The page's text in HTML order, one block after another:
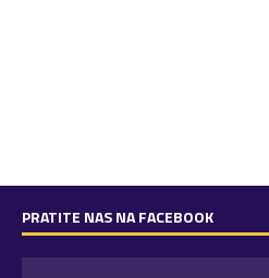
PRATITE NAS NA FACEBOOK